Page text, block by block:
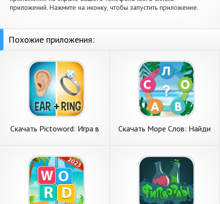
приложений. Нажмите на иконку, чтобы запустить приложение.
Похожие приложения:
Скачать Pictoword: Игра в
Скачать Море Слов: Найди